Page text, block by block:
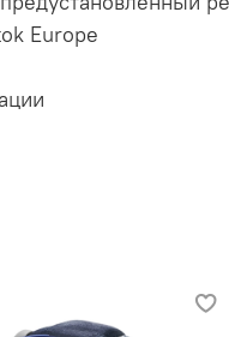
Europe